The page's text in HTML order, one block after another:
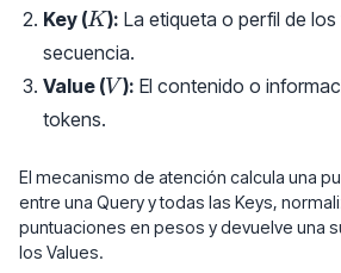
Key (K
K): La etiqueta o perfil de
secuencia.
Value (V
V ): El contenido o
tokens.
El mecanismo de atención calcula una
entre una Query y todas las Keys,
puntuaciones en pesos y devuelve una
los Values.